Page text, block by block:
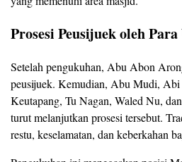
Prosesi Peusijuek oleh
Setelah pengukuhan, Abu Abon
peusijuek. Kemudian, Abu Mudi,
Keutapang, Tu Nagan, Waled Nu,
turut melanjutkan prosesi tersebut.
restu, keselamatan, dan keberkahan